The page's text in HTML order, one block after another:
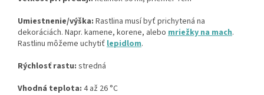
Umiestnenie/výška: Rastlina musí byť prichytená na
dekoráciách. Napr. kamene, korene, alebo mriežky na mach.
Rastlinu môžeme uchytiť lepidlom.
Rýchlosť rastu: stredná
Vhodná teplota: 4 až 26 °C